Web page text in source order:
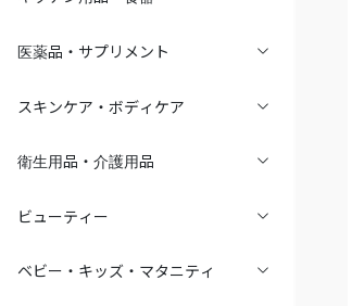
医薬品・サプリメント
スキンケア・ボディケア
衛生用品・介護用品
ビューティー
ベビー・キッズ・マタニティ